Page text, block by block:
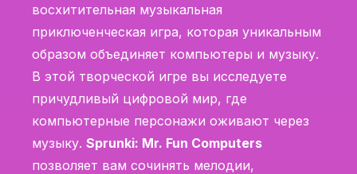
восхитительная музыкальная
приключенческая игра, которая уникальным
образом объединяет компьютеры и музыку.
В этой творческой игре вы исследуете
причудливый цифровой мир, где
компьютерные персонажи оживают через
музыку. Sprunki: Mr. Fun Computers
позволяет вам сочинять мелодии,